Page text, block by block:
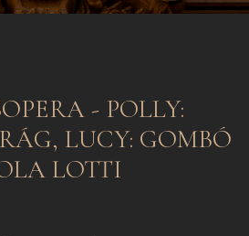
- POLLY:
LUCY: GOMBÓ
LOTTI